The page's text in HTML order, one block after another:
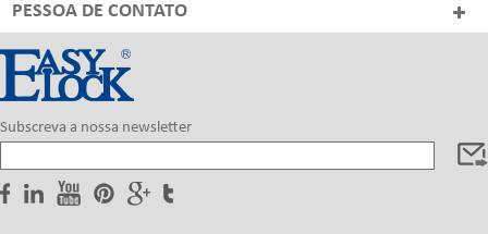
PESSOA DE CONTATO
Subscreva a nossa newsletter